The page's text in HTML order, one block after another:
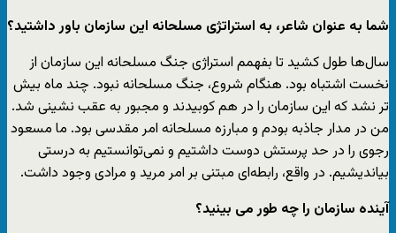
شما به عنوان شاعر، به استراتژی مسلحانه این سازمان باور داشتید؟
سال‌ها طول کشید تا بفهمم استراژی جنگ مسلحانه این سازمان از
نخست اشتباه بود. هنگام شروع، جنگ مسلحانه نبود. چند ماه بیش
تر نشد که این سازمان را در هم کوبیدند و مجبور به عقب نشینی شد.
من در مدار جاذبه بودم و مبارزه مسلحانه امر مقدسی بود. ما مسعود
رجوی را در حد پرستش دوست داشتیم و نمی‌توانستیم به درستی
بیاندیشیم. در واقع، رابطه‌ای مبتنی بر امر مرید و مرادی وجود داشت.
آینده سازمان را چه طور می بینید؟